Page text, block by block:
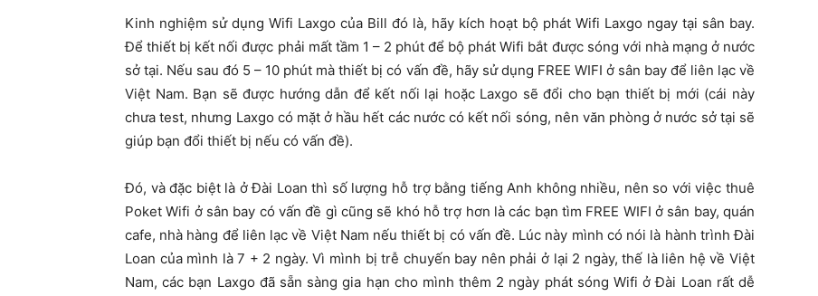
Kinh nghiệm sử dụng Wifi Laxgo của Bill đó là, hãy kích hoạt bộ phát Wifi Laxgo ngay tại sân bay.
Để thiết bị kết nối được phải mất tầm 1 – 2 phút để bộ phát Wifi bắt được sóng với nhà mạng ở nước
sở tại. Nếu sau đó 5 – 10 phút mà thiết bị có vấn đề, hãy sử dụng FREE WIFI ở sân bay để liên lạc về
Việt Nam. Bạn sẽ được hướng dẫn để kết nối lại hoặc Laxgo sẽ đổi cho bạn thiết bị mới (cái này
chưa test, nhưng Laxgo có mặt ở hầu hết các nước có kết nối sóng, nên văn phòng ở nước sở tại sẽ
giúp bạn đổi thiết bị nếu có vấn đề).
Đó, và đặc biệt là ở Đài Loan thì số lượng hỗ trợ bằng tiếng Anh không nhiều, nên so với việc thuê
Poket Wifi ở sân bay có vấn đề gì cũng sẽ khó hỗ trợ hơn là các bạn tìm FREE WIFI ở sân bay, quán
cafe, nhà hàng để liên lạc về Việt Nam nếu thiết bị có vấn đề. Lúc này mình có nói là hành trình Đài
Loan của mình là 7 + 2 ngày. Vì mình bị trễ chuyến bay nên phải ở lại 2 ngày, thế là liên hệ về Việt
Nam, các bạn Laxgo đã sẵn sàng gia hạn cho mình thêm 2 ngày phát sóng Wifi ở Đài Loan rất dễ